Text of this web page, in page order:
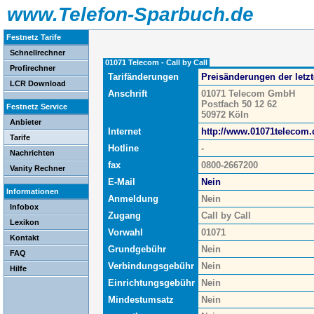
www.Telefon-Sparbuch.de
Festnetz Tarife
Schnellrechner
Profirechner
LCR Download
Festnetz Service
Anbieter
Tarife
Nachrichten
Vanity Rechner
Informationen
Infobox
Lexikon
Kontakt
FAQ
Hilfe
01071 Telecom - Call by Call
Tarifänderungen
Preisänderungen der
Anschrift
01071 Telecom GmbH
Postfach 50 12 62
50972 Köln
Internet
http://
Hotline
-
fax
0800-2667200
E-Mail
Nein
Anmeldung
Nein
Zugang
Call by Call
Vorwahl
01071
Grundgebühr
Nein
Verbindungsgebühr
Nein
Einrichtungsgebühr
Nein
Mindestumsatz
Nein